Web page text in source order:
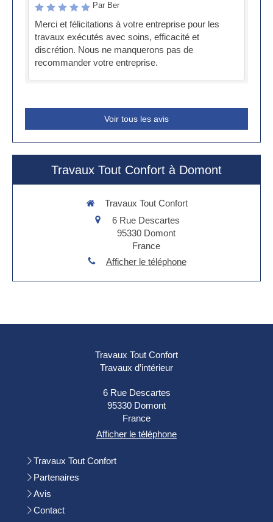
Par Ber
Merci et félicitations à votre entreprise pour les
travaux exécutés avec soins, efficacité et
discrétion. Nous ne manquerons pas de
recommander votre entreprise.
Voir tous les avis
Travaux Tout Confort à Domont
Travaux Tout Confort
6 Rue Descartes
95330 Domont
France
Afficher le téléphone
Travaux Tout Confort
Travaux d’intérieur
6 Rue Descartes
95330 Domont
France
Afficher le téléphone
Travaux Tout Confort
Partenaires
Avis
Contact